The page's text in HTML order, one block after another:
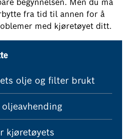
begynnelsen. Men du må
fra tid til annen for å
med kjøretøyet ditt.
olje og filter brukt
kjøretøyets